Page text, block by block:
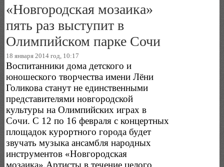
«Новгородская мозаика»
пять раз выступит в
Олимпийском парке Сочи
18 января 2014 год, 10:17
Воспитанники дома детского и
юношеского творчества имени Лёни
Голикова станут не единственными
представителями новгородской
культуры на Олимпийских играх в
Сочи. С 12 по 16 февраля с концертных
площадок курортного города будет
звучать музыка ансамбля народных
инструментов «Новгородская
мозаика».Артисты в течение целого